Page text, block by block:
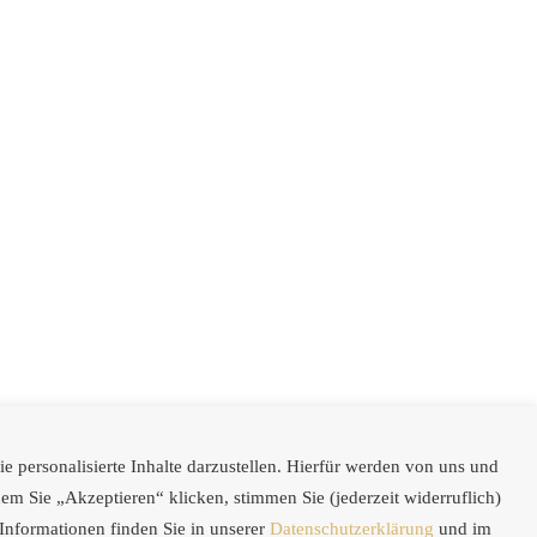
personalisierte Inhalte darzustellen. Hierfür werden von uns und
Sie „Akzeptieren“ klicken, stimmen Sie (jederzeit widerruflich)
finden Sie in unserer Datenschutzerklärung und im